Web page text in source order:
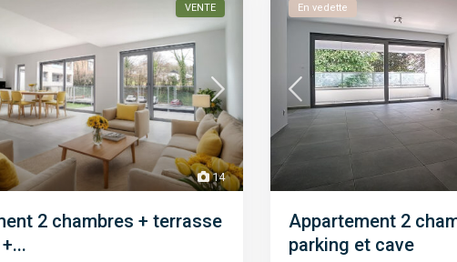
14
VENTE
2 chambres + terrasse
En vedette
Appartement 2
parking et cave